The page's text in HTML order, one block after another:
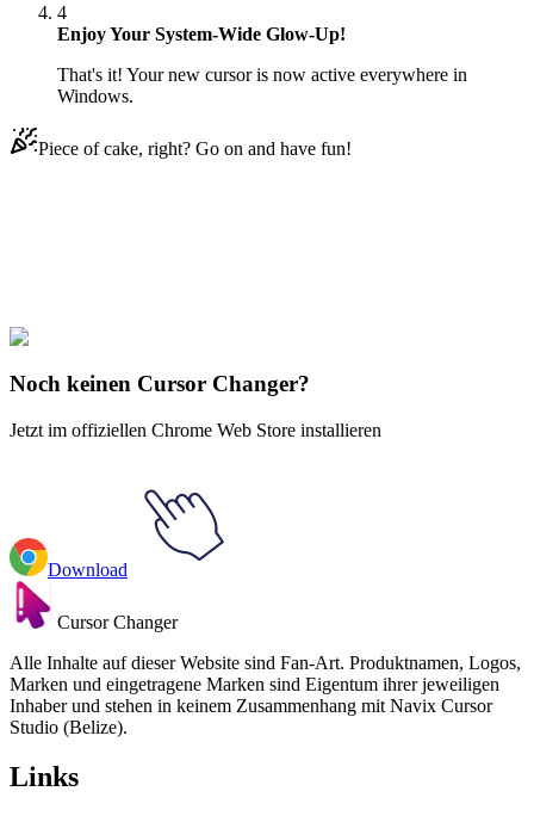
4
Enjoy Your System-Wide Glow-Up!
That's it! Your new cursor is now active everywhere in
Windows.
Piece of cake, right? Go on and have fun!
Explore All Collections
Noch keinen Cursor Changer?
Jetzt im offiziellen Chrome Web Store installieren
Download
Cursor Changer
Alle Inhalte auf dieser Website sind Fan-Art. Produktnamen, Logos,
Marken und eingetragene Marken sind Eigentum ihrer jeweiligen
Inhaber und stehen in keinem Zusammenhang mit Navix Cursor
Studio (Belize).
Links